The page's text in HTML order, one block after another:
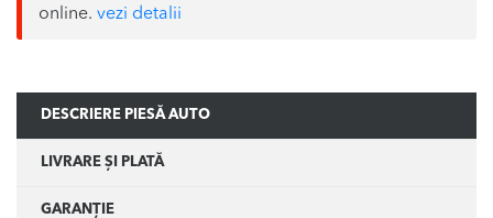
online. vezi detalii
DESCRIERE PIESĂ AUTO
LIVRARE ȘI PLATĂ
GARANȚIE